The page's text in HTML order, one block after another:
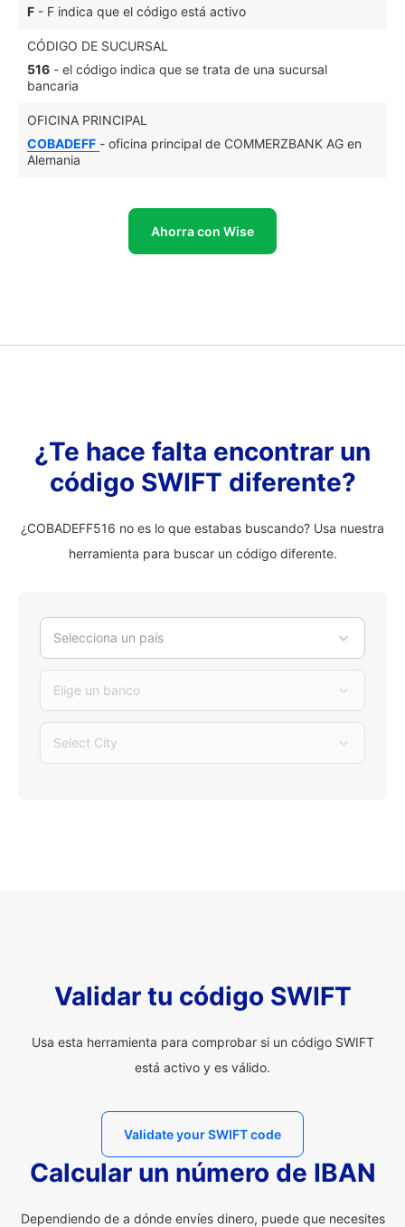
F - F indica que el código está activo
CÓDIGO DE SUCURSAL
516 - el código indica que se trata de una sucursal
bancaria
OFICINA PRINCIPAL
COBADEFF - oficina principal de COMMERZBANK AG en
Alemania
Ahorra con Wise
¿Te hace falta encontrar un
código SWIFT diferente?
¿COBADEFF516 no es lo que estabas buscando? Usa nuestra
herramienta para buscar un código diferente.
Selecciona un país
Elige un banco
Select City
Validar tu código SWIFT
Usa esta herramienta para comprobar si un código SWIFT
está activo y es válido.
Validate your SWIFT code
Calcular un número de IBAN
Dependiendo de a dónde envíes dinero, puede que necesites